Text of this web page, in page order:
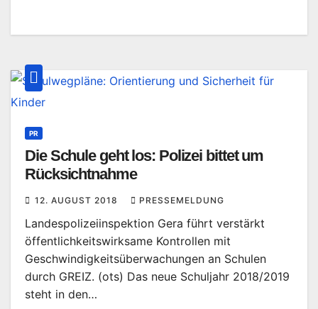
PR
Die Schule geht los: Polizei bittet um
Rücksichtnahme
12. AUGUST 2018 PRESSEMELDUNG
Landespolizeiinspektion Gera führt verstärkt
öffentlichkeitswirksame Kontrollen mit
Geschwindigkeitsüberwachungen an Schulen
durch GREIZ. (ots) Das neue Schuljahr 2018/2019
steht in den…